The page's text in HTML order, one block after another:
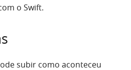
o Swift.
subir como aconteceu